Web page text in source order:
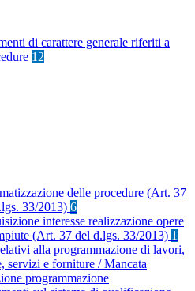
di carattere generale riferiti a
12
delle procedure (Art. 37
33/2013) 6
interesse realizzazione opere
(Art. 37 del d.lgs. 33/2013) 1
alla programmazione di lavori,
servizi e forniture / Mancata
programmazione